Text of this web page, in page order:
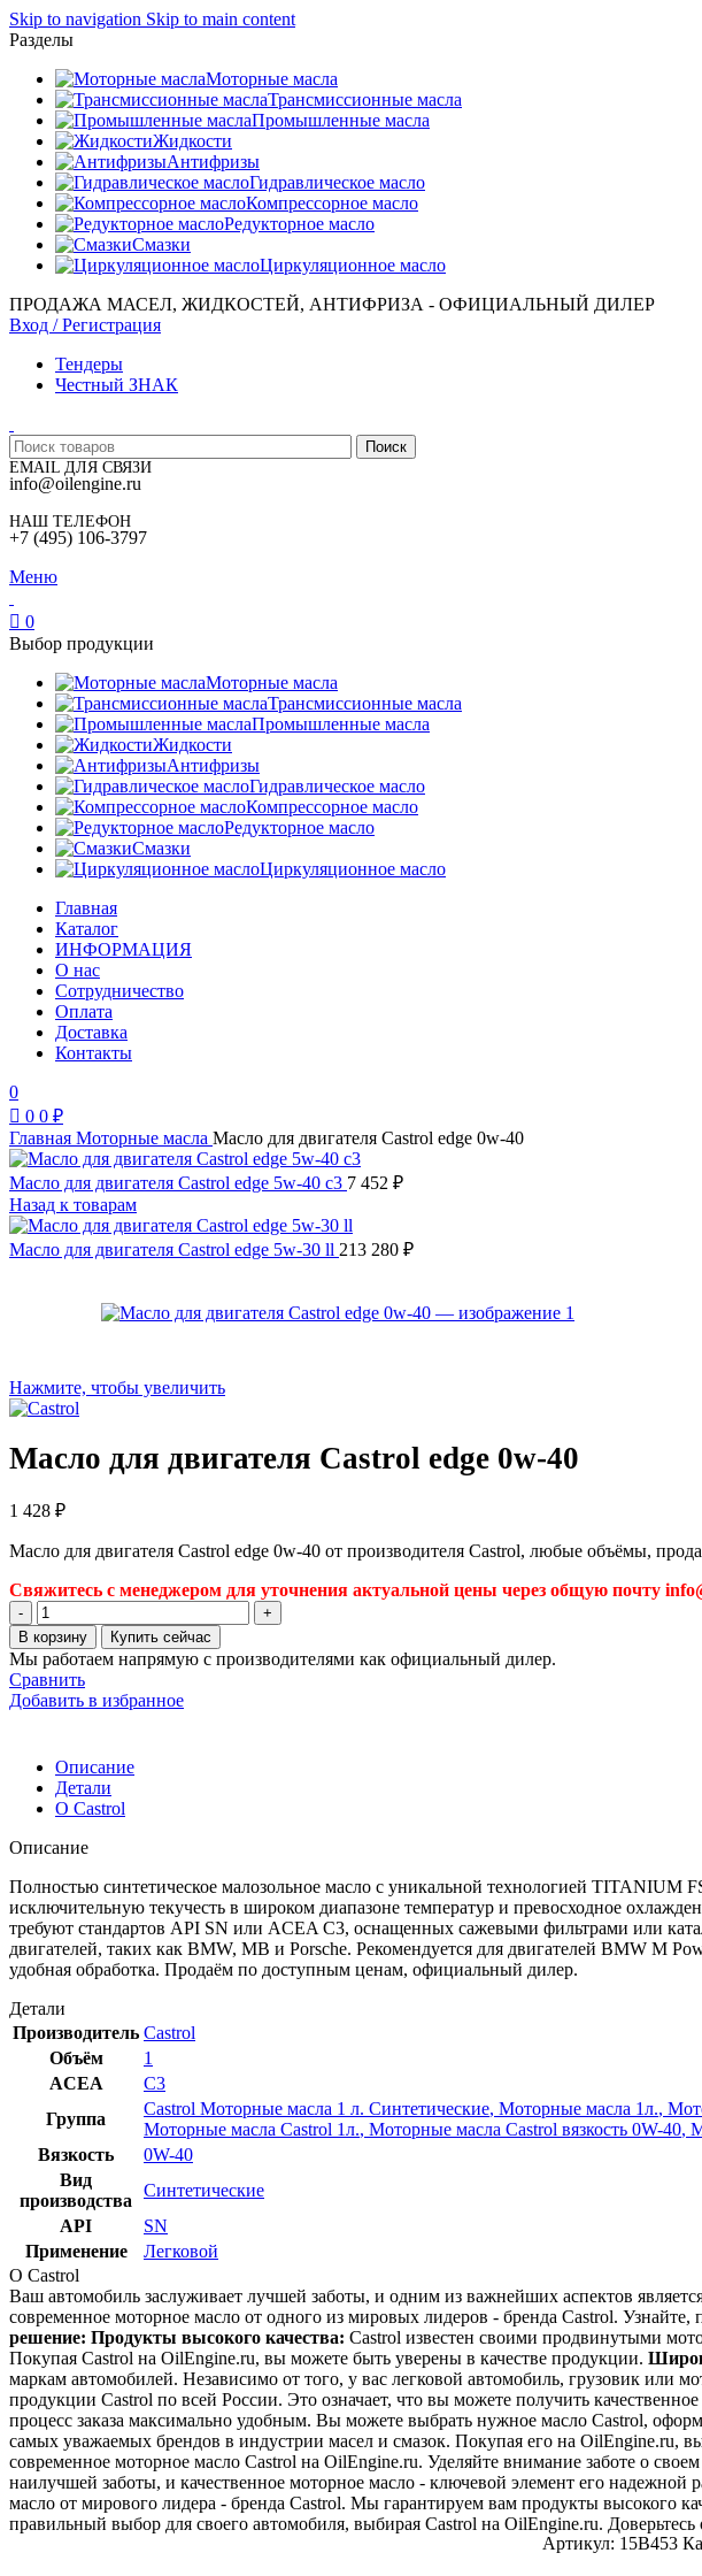
Skip to navigation Skip to main content
Разделы
Моторные масла
Трансмиссионные масла
Промышленные масла
Жидкости
Антифризы
Гидравлическое масло
Компрессорное масло
Редукторное масло
Смазки
Циркуляционное масло
ПРОДАЖА МАСЕЛ, ЖИДКОСТЕЙ, АНТИФРИЗА - ОФИЦИАЛЬНЫЙ ДИЛЕР
Вход / Регистрация
Тендеры
Честный ЗНАК
Поиск
EMAIL ДЛЯ СВЯЗИ
info@oilengine.ru
НАШ ТЕЛЕФОН
+7 (495) 106-3797
Меню
0
Выбор продукции
Моторные масла
Трансмиссионные масла
Промышленные масла
Жидкости
Антифризы
Гидравлическое масло
Компрессорное масло
Редукторное масло
Смазки
Циркуляционное масло
Главная
Каталог
ИНФОРМАЦИЯ
О нас
Сотрудничество
Оплата
Доставка
Контакты
0
0 0 ₽
Главная Моторные масла Масло для двигателя Castrol edge 0w-40
Масло для двигателя Castrol edge 5w-40 c3 7 452 ₽
Назад к товарам
Масло для двигателя Castrol edge 5w-30 ll 213 280 ₽
Нажмите, чтобы увеличить
Масло для двигателя Castrol edge 0w-40
1 428 ₽
Масло для двигателя Castrol edge 0w-40 от производителя Castrol, любые объёмы,
Свяжитесь с менеджером для уточнения актуальной цены через общую почту
Количество
товара
Масло
для
двигателя
Castrol
40
В корзину Купить сейчас
Мы работаем напрямую с производителями как официальный дилер.
Сравнить
Добавить в избранное
Описание
Детали
О Castrol
Описание
Полностью синтетическое малозольное масло с уникальной технологией
исключительную текучесть в широком диапазоне температур и превосходное
требуют стандартов API SN или ACEA C3, оснащенных сажевыми фильтрами или
двигателей, таких как BMW, MB и Porsche. Рекомендуется для двигателей BMW M
удобная обработка. Продаём по доступным ценам, официальный дилер.
Детали
Производитель Castrol
Объём
1
ACEA
C3
Группа
Castrol Моторные масла 1 л. Синтетические, Моторные масла 1л.,
Моторные масла Castrol 1л., Моторные масла Castrol вязкость 0W-40,
Вязкость
0W-40
Вид
производства
Синтетические
API
SN
Применение
Легковой
О Castrol
Ваш автомобиль заслуживает лучшей заботы, и одним из важнейших аспектов
современное моторное масло от одного из мировых лидеров - бренда Castrol.
решение: Продукты высокого качества: Castrol известен своими продвинутыми
Покупая Castrol на OilEngine.ru, вы можете быть уверены в качестве продукции.
маркам автомобилей. Независимо от того, у вас легковой автомобиль, грузовик или
продукции Castrol по всей России. Это означает, что вы можете получить
процесс заказа максимально удобным. Вы можете выбрать нужное масло Castrol,
самых уважаемых брендов в индустрии масел и смазок. Покупая его на OilEngine.ru,
современное моторное масло Castrol на OilEngine.ru. Уделяйте внимание заботе о
наилучшей заботы, и качественное моторное масло - ключевой элемент его
масло от мирового лидера - бренда Castrol. Мы гарантируем вам продукты высокого
правильный выбор для своего автомобиля, выбирая Castrol на OilEngine.ru.
Артикул: 15B453